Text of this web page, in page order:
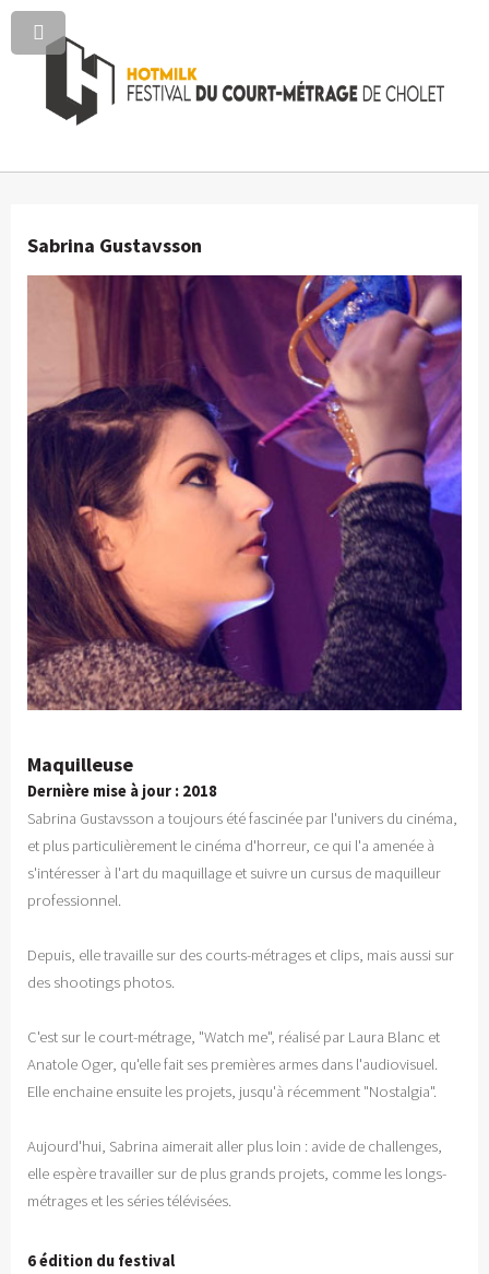
Sabrina Gustavsson
Maquilleuse
Dernière mise à jour : 2018
Sabrina Gustavsson a toujours été fascinée par l'univers du cinéma,
et plus particulièrement le cinéma d'horreur, ce qui l'a amenée à
s'intéresser à l'art du maquillage et suivre un cursus de maquilleur
professionnel.
Depuis, elle travaille sur des courts-métrages et clips, mais aussi sur
des shootings photos.
C'est sur le court-métrage, "Watch me", réalisé par Laura Blanc et
Anatole Oger, qu'elle fait ses premières armes dans l'audiovisuel.
Elle enchaine ensuite les projets, jusqu'à récemment "Nostalgia".
Aujourd'hui, Sabrina aimerait aller plus loin : avide de challenges,
elle espère travailler sur de plus grands projets, comme les longs-
métrages et les séries télévisées.
6 édition du festival